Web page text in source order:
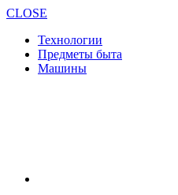
CLOSE
Технологии
Предметы быта
Машины